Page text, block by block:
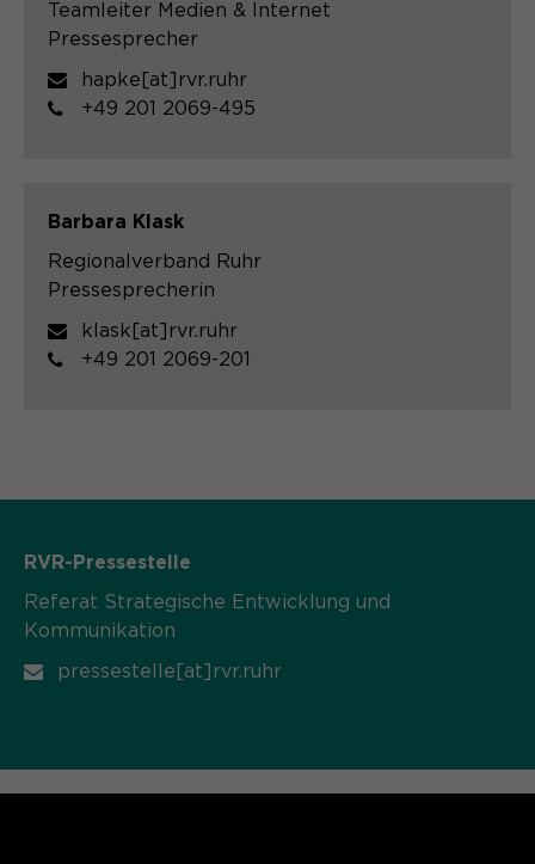
Teamleiter Medien & Internet
Pressesprecher
hapke[at]rvr.ruhr
+49 201 2069-495
Barbara Klask
Regionalverband Ruhr
Pressesprecherin
klask[at]rvr.ruhr
+49 201 2069-201
RVR-Pressestelle
Referat Strategische Entwicklung und
Kommunikation
pressestelle[at]rvr.ruhr